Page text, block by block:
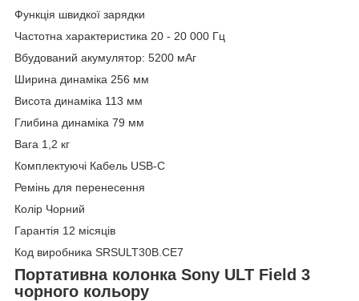
Функція швидкої зарядки
Частотна характеристика 20 - 20 000 Гц
Вбудований акумулятор: 5200 мАг
Ширина динаміка 256 мм
Висота динаміка 113 мм
Глибина динаміка 79 мм
Вага 1,2 кг
Комплектуючі Кабель USB-C
Ремінь для перенесення
Колір Чорний
Гарантія 12 місяців
Код виробника SRSULT30B.CE7
Портативна колонка Sony ULT Field 3
чорного кольору